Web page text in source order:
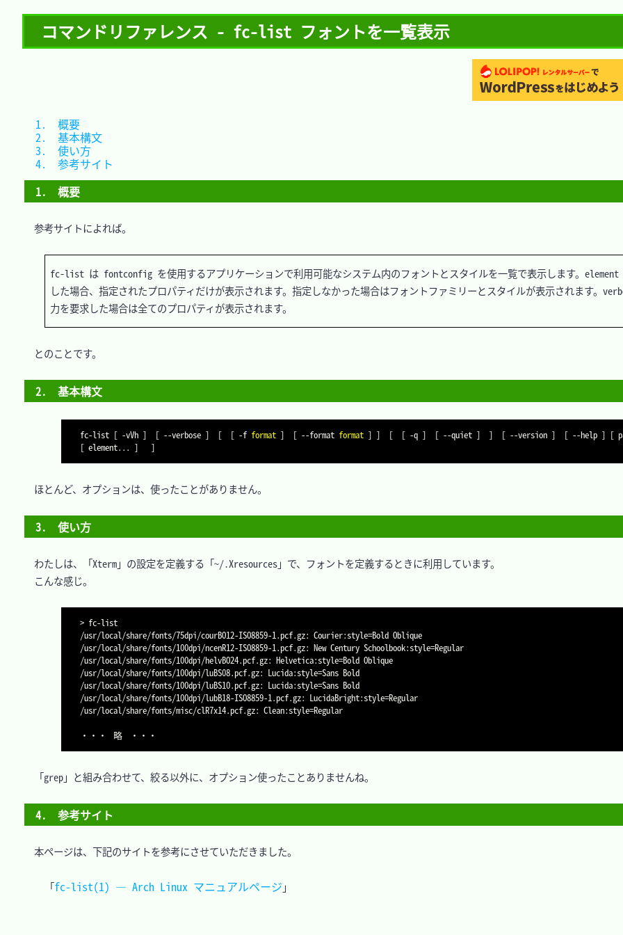
コマンドリファレンス - fc-list フォントを一覧表示
1.　概要
参考サイトによれば。
fc-list は fontconfig を使用するアプリケーションで利用可能なシステム内のフォントとスタイルを一覧で表示します。element
した場合、指定されたプロパティだけが表示されます。指定しなかった場合はフォントファミリーとスタイルが表示されます。
とのことです。
2.　基本構文
fc-list [ -vVh ] [ --verbose ] [ [ -f format ] [ --format format ] ] [ [ -q ] [ --quiet ] ] [ --version ] [ --help ] [
[ element.. . ] ]
ほとんど、オプションは、使ったことがありません。
3.　使い方
わたしは、「Xterm」の設定を定義する「~/.Xresources」で、フォントを定義するときに利用しています。
こんな感じ。
> fc-list
/usr/local/share/fonts/75dpi/courBO12-ISO8859-1.pcf.gz: Courier:style=Bold Oblique
/usr/local/share/fonts/100dpi/ncenR12-ISO8859-1.pcf.gz: New Century Schoolbook:style=Regular
/usr/local/share/fonts/100dpi/helvBO24.pcf.gz: Helvetica:style=Bold Oblique
/usr/local/share/fonts/100dpi/luBS08.pcf.gz: Lucida:style=Sans Bold
/usr/local/share/fonts/100dpi/luBS10.pcf.gz: Lucida:style=Sans Bold
/usr/local/share/fonts/100dpi/lubB18-ISO8859-1.pcf.gz: LucidaBright:style=Regular
/usr/local/share/fonts/misc/clR7x14.pcf.gz: Clean:style=Regular
「grep」と組み合わせて、絞る以外に、オプション使ったことありませんね。
4.　参考サイト
本ページは、下記のサイトを参考にさせていただきました。
「fc-list(1) — Arch Linux マニュアルページ